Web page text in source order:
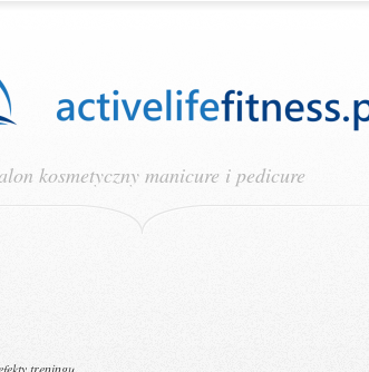
kosmetyczny manicure i pedicure